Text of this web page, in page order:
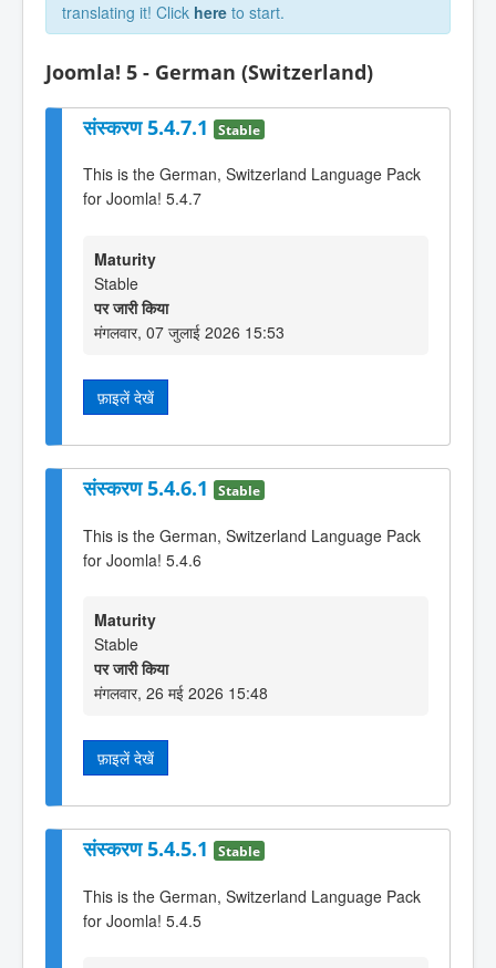
translating it! Click here to start.
Joomla! 5 - German (Switzerland)
संस्करण 5.4.7.1 Stable
This is the German, Switzerland Language Pack
for Joomla! 5.4.7
Maturity
Stable
पर जारी किया
मंगलवार, 07 जुलाई 2026 15:53
फ़ाइलें देखें
संस्करण 5.4.6.1 Stable
This is the German, Switzerland Language Pack
for Joomla! 5.4.6
Maturity
Stable
पर जारी किया
मंगलवार, 26 मई 2026 15:48
फ़ाइलें देखें
संस्करण 5.4.5.1 Stable
This is the German, Switzerland Language Pack
for Joomla! 5.4.5